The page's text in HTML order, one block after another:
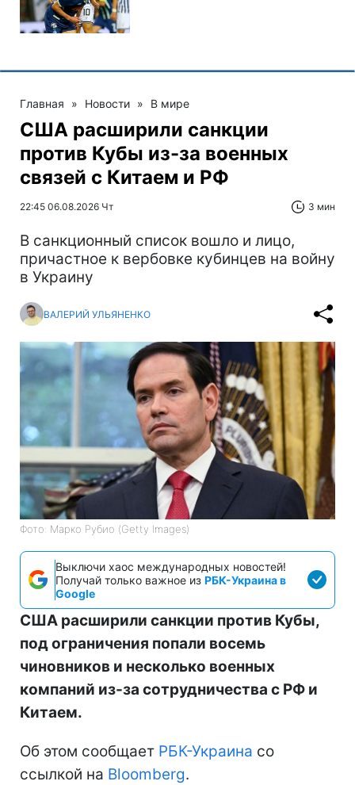
Главная » Новости » В мире
США расширили санкции
против Кубы из-за военных
связей с Китаем и РФ
22:45 06.08.2026 Чт 3 мин
В санкционный список вошло и лицо,
причастное к вербовке кубинцев на войну
в Украину
ВАЛЕРИЙ УЛЬЯНЕНКО
Фото: Марко Рубио (Getty Images)
Выключи хаос международных новостей!
Получай только важное из РБК-Украина в
Google
США расширили санкции против Кубы,
под ограничения попали восемь
чиновников и несколько военных
компаний из-за сотрудничества с РФ и
Китаем.
Об этом сообщает РБК-Украина со
ссылкой на Bloomberg.